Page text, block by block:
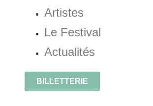
Artistes
Le Festival
Actualités
BILLETTERIE